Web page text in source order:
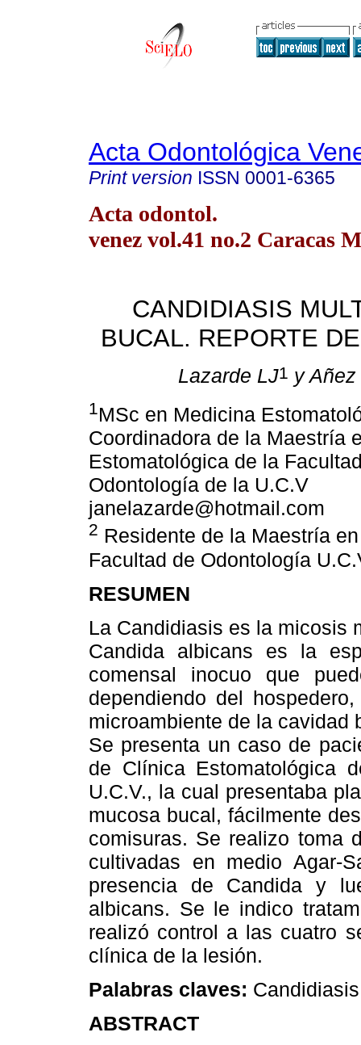
Acta Odontológica
Print version ISSN 0001-6365
Acta odontol.
venez vol.41 no.2 Caracas
CANDIDIASIS
BUCAL. REPORTE
Lazarde LJ1 y
1MSc en Medicina
Coordinadora de la Maestría
Estomatológica de la
Odontología de la U.C.V
janelazarde@hotmail.com
2 Residente de la Maestría
Facultad de Odontología
RESUMEN
La Candidiasis es la micosis
Candida albicans es la
comensal inocuo que
dependiendo del
microambiente de la cavidad
Se presenta un caso de
de Clínica Estomatológica
U.C.V., la cual presentaba
mucosa bucal, fácilmente
comisuras. Se realizo toma
cultivadas en medio Agar-
presencia de Candida y
albicans. Se le indico
realizó control a las cuatro
clínica de la lesión.
Palabras claves:
ABSTRACT